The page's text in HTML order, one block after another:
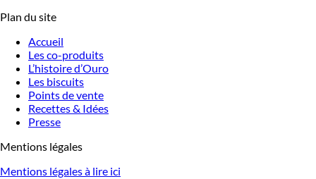
Plan du site
Accueil
Les co-produits
L’histoire d’Ouro
Les biscuits
Points de vente
Recettes & Idées
Presse
Mentions légales
Mentions légales à lire ici